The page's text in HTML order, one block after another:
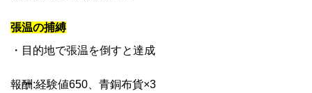
張温の捕縛
・目的地で張温を倒すと達成
報酬:経験値650、青銅布貨×3